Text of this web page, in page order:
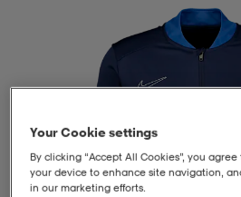
Your Cookie settings
By clicking “Accept All Cookies”, you
your device to enhance site navigation,
in our marketing efforts.